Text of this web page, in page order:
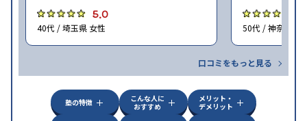
5.0
40代 / 埼玉県 女性 50代 / 神奈川県
口コミをもっと見る
塾の特徴
こんな人に
おすすめ
メリット・
デメリット